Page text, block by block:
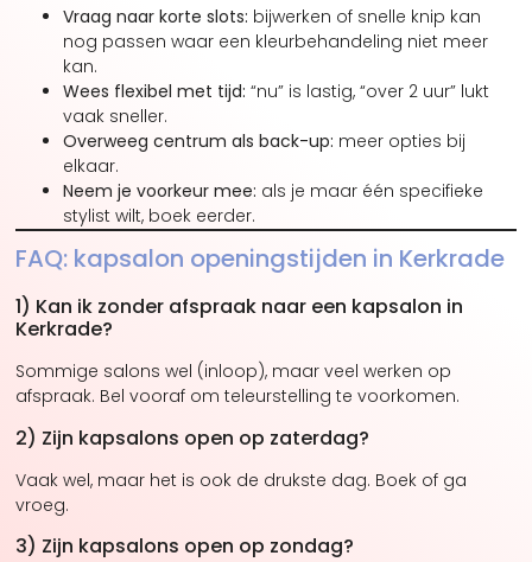
Vraag naar korte slots: bijwerken of snelle knip kan
nog passen waar een kleurbehandeling niet meer
kan.
Wees flexibel met tijd: “nu” is lastig, “over 2 uur” lukt
vaak sneller.
Overweeg centrum als back-up: meer opties bij
elkaar.
Neem je voorkeur mee: als je maar één specifieke
stylist wilt, boek eerder.
FAQ: kapsalon openingstijden in Kerkrade
1) Kan ik zonder afspraak naar een kapsalon in
Kerkrade?
Sommige salons wel (inloop), maar veel werken op
afspraak. Bel vooraf om teleurstelling te voorkomen.
2) Zijn kapsalons open op zaterdag?
Vaak wel, maar het is ook de drukste dag. Boek of ga
vroeg.
3) Zijn kapsalons open op zondag?